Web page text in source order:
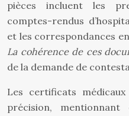
pièces incluent les
comptes-rendus
et les correspondances
La cohérence de ces
de la demande de
Les certificats
précision, mentionnant